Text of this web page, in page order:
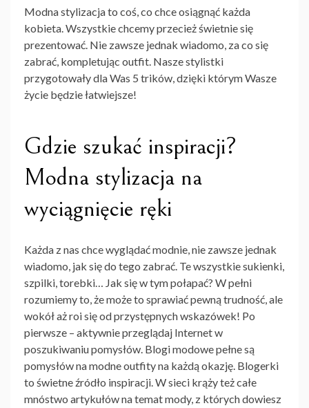
Modna stylizacja to coś, co chce osiągnąć każda
kobieta. Wszystkie chcemy przecież świetnie się
prezentować. Nie zawsze jednak wiadomo, za co się
zabrać, kompletując outfit. Nasze stylistki
przygotowały dla Was 5 trików, dzięki którym Wasze
życie będzie łatwiejsze!
Gdzie szukać inspiracji?
Modna stylizacja na
wyciągnięcie ręki
Każda z nas chce wyglądać modnie, nie zawsze jednak
wiadomo, jak się do tego zabrać. Te wszystkie sukienki,
szpilki, torebki… Jak się w tym połapać? W pełni
rozumiemy to, że może to sprawiać pewną trudność, ale
wokół aż roi się od przystępnych wskazówek! Po
pierwsze – aktywnie przeglądaj Internet w
poszukiwaniu pomysłów. Blogi modowe pełne są
pomysłów na modne outfity na każdą okazję. Blogerki
to świetne źródło inspiracji. W sieci krąży też całe
mnóstwo artykułów na temat mody, z których dowiesz